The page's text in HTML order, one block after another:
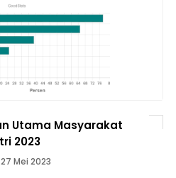
Utama Masyarakat
2023
27 Mei 2023